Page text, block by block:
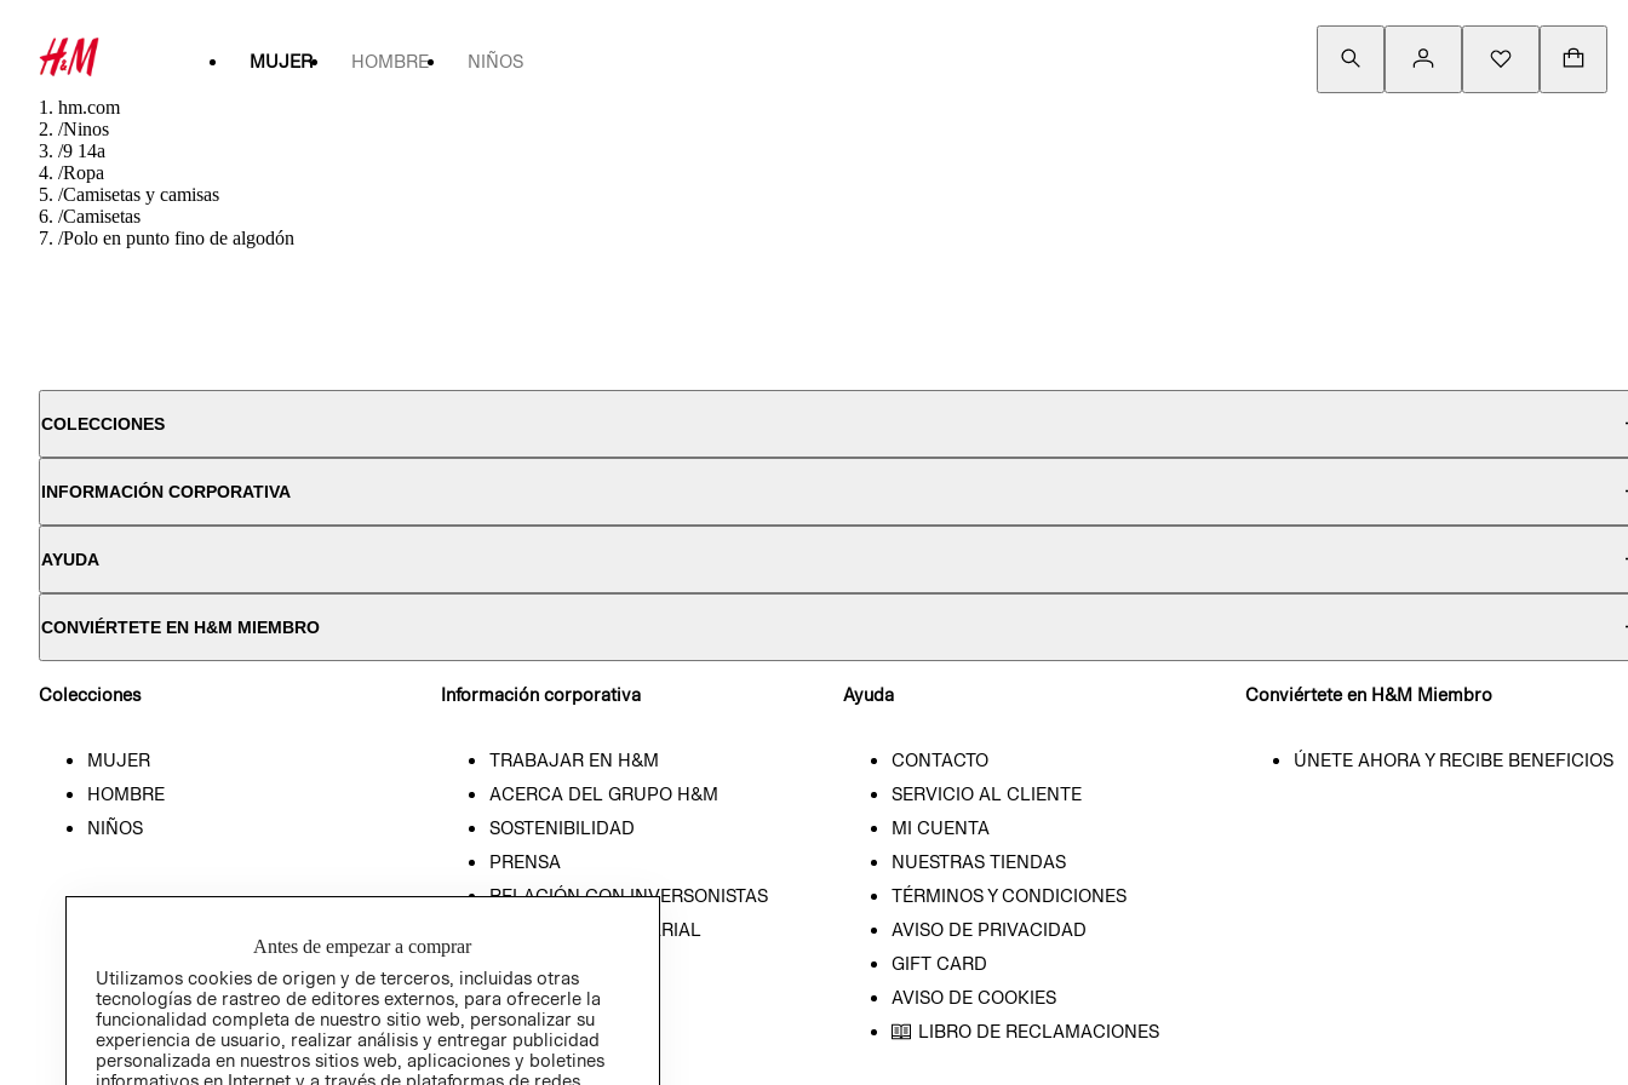
MUJER HOMBRE NIÑOS
hm.com
/Ninos
/9 14a
/Ropa
/Camisetas y camisas
/Camisetas
/Polo en punto fino de algodón
COLECCIONES
INFORMACIÓN CORPORATIVA
AYUDA
CONVIÉRTETE EN H&M MIEMBRO
Colecciones
MUJER
HOMBRE
NIÑOS
Información corporativa
TRABAJAR EN H&M
ACERCA DEL GRUPO H&M
SOSTENIBILIDAD
PRENSA
RELACIÓN CON INVERSONISTAS
POLÍTICA EMPRESARIAL
Ayuda
CONTACTO
SERVICIO AL CLIENTE
MI CUENTA
NUESTRAS TIENDAS
TÉRMINOS Y CONDICIONES
AVISO DE PRIVACIDAD
GIFT CARD
AVISO DE COOKIES
LIBRO DE RECLAMACIONES
Conviértete en H&M Miembro
ÚNETE AHORA Y RECIBE BENEFICIOS
Antes de empezar a comprar
Utilizamos cookies de origen y de terceros, incluidas otras
tecnologías de rastreo de editores externos, para ofrecerle la
funcionalidad completa de nuestro sitio web, personalizar su
experiencia de usuario, realizar análisis y entregar publicidad
personalizada en nuestros sitios web, aplicaciones y boletines
informativos en Internet y a través de plataformas de redes